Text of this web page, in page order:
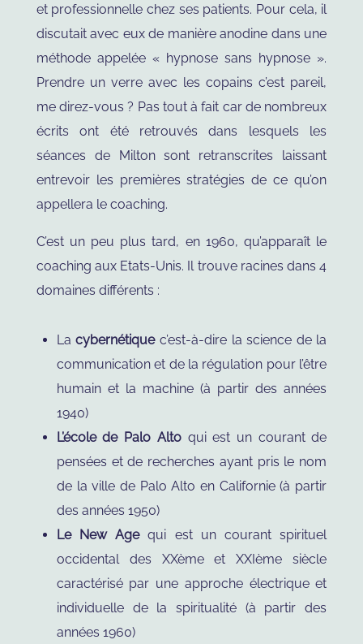
et professionnelle chez ses patients. Pour cela, il
discutait avec eux de manière anodine dans une
méthode appelée « hypnose sans hypnose ».
Prendre un verre avec les copains c’est pareil,
me direz-vous ? Pas tout à fait car de nombreux
écrits ont été retrouvés dans lesquels les
séances de Milton sont retranscrites laissant
entrevoir les premières stratégies de ce qu’on
appellera le coaching.
C’est un peu plus tard, en 1960, qu’apparaît le
coaching aux Etats-Unis. Il trouve racines dans 4
domaines différents :
Lacybernétiquec’est-à-dire la science de la
communication et de la régulation pour l’être
humain et la machine (à partir des années
1940)
L’école de Palo Altoqui est un courant de
pensées et de recherches ayant pris le nom
de la ville de Palo Alto en Californie (à partir
des années 1950)
Le New Agequi est un courant spirituel
occidental des XXème et XXIème siècle
caractérisé par une approche électrique et
individuelle de la spiritualité (à partir des
années 1960)